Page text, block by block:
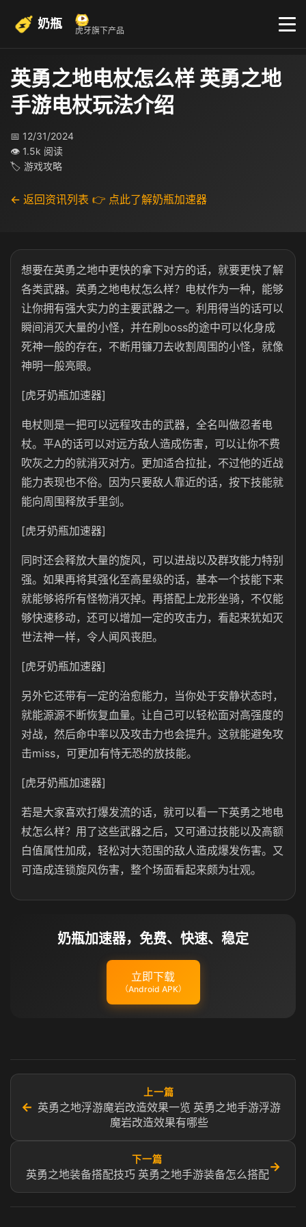
奶瓶 虎牙旗下产品
英勇之地电杖怎么样 英勇之地
手游电杖玩法介绍
📅 12/31/2024
👁 1.5k 阅读
🏷 游戏攻略
← 返回资讯列表 👉 点此了解奶瓶加速器
想要在英勇之地中更快的拿下对方的话，就要更快了解
各类武器。英勇之地电杖怎么样？电杖作为一种，能够
让你拥有强大实力的主要武器之一。利用得当的话可以
瞬间消灭大量的小怪，并在刷boss的途中可以化身成
死神一般的存在，不断用镰刀去收割周围的小怪，就像
神明一般亮眼。
[虎牙奶瓶加速器]
电杖则是一把可以远程攻击的武器，全名叫做忍者电
杖。平A的话可以对远方敌人造成伤害，可以让你不费
吹灰之力的就消灭对方。更加适合拉扯，不过他的近战
能力表现也不俗。因为只要敌人靠近的话，按下技能就
能向周围释放手里剑。
[虎牙奶瓶加速器]
同时还会释放大量的旋风，可以进战以及群攻能力特别
强。如果再将其强化至高星级的话，基本一个技能下来
就能够将所有怪物消灭掉。再搭配上龙形坐骑，不仅能
够快速移动，还可以增加一定的攻击力，看起来犹如灭
世法神一样，令人闻风丧胆。
[虎牙奶瓶加速器]
另外它还带有一定的治愈能力，当你处于安静状态时，
就能源源不断恢复血量。让自己可以轻松面对高强度的
对战，然后命中率以及攻击力也会提升。这就能避免攻
击miss，可更加有恃无恐的放技能。
[虎牙奶瓶加速器]
若是大家喜欢打爆发流的话，就可以看一下英勇之地电
杖怎么样？用了这些武器之后，又可通过技能以及高额
白值属性加成，轻松对大范围的敌人造成爆发伤害。又
可造成连锁旋风伤害，整个场面看起来颇为壮观。
奶瓶加速器，免费、快速、稳定
立即下载
（Android APK）
←
上一篇
英勇之地浮游魔岩改造效果一览 英勇之地手游浮游
魔岩改造效果有哪些
下一篇
英勇之地装备搭配技巧 英勇之地手游装备怎么搭配
→